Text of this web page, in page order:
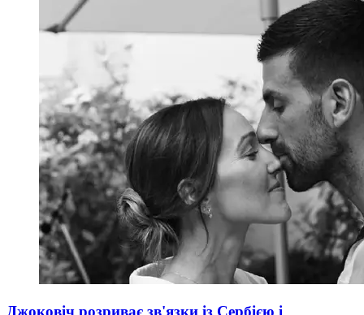
Джоковіч розриває зв'язки із Сербією і